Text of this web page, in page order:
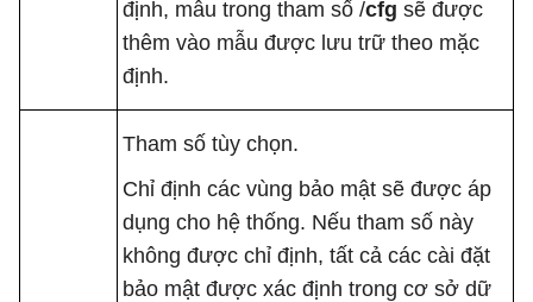
định, mẫu trong tham số /cfg sẽ được
thêm vào mẫu được lưu trữ theo mặc
định.
Tham số tùy chọn.
Chỉ định các vùng bảo mật sẽ được áp
dụng cho hệ thống. Nếu tham số này
không được chỉ định, tất cả các cài đặt
bảo mật được xác định trong cơ sở dữ